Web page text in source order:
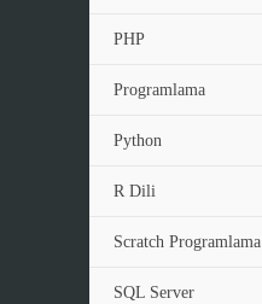
PHP
Programlama
Python
R Dili
Scratch Programlama
SQL Server